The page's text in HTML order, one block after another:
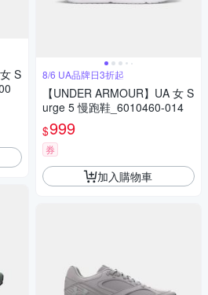
S
8/6 UA品牌日3折起
【UNDER ARMOUR】UA 女 S
urge 5 慢跑鞋_6010460-014
$999
券
加入購物車